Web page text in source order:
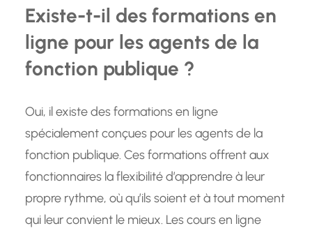
Existe-t-il des formations en
ligne pour les agents de la
fonction publique ?
Oui, il existe des formations en ligne
spécialement conçues pour les agents de la
fonction publique. Ces formations offrent aux
fonctionnaires la flexibilité d’apprendre à leur
propre rythme, où qu’ils soient et à tout moment
qui leur convient le mieux. Les cours en ligne